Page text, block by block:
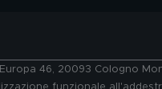
46, 20093 Cologno